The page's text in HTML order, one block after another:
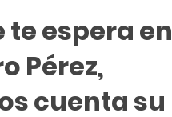
te espera en
Pérez,
cuenta su